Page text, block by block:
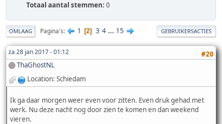
Totaal aantal stemmen: 0
OMLAAG Pagina's 1 2 3 4 ... 15 GEBRUIKERSACTIES
za 28 jan 2017 - 01:12
#20
ThaGhostNL
Location: Schiedam
Ik ga daar morgen weer even voor zitten. Even druk gehad met
werk. Nu deze nacht nog door zien te komen en dan weekend
vieren.